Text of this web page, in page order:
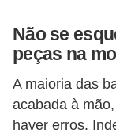
Não se
peças na
A maioria das
acabada à
haver erros.
r
t
e
a
l